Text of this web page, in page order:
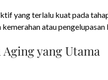
yang terlalu kuat pada
atau pengelupasan
yang Utama